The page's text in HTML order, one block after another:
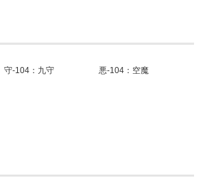
守-104：九守 悪-104：空魔